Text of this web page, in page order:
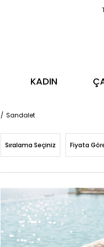
KADIN
Sandalet
Sıralama Seçiniz Fiyata